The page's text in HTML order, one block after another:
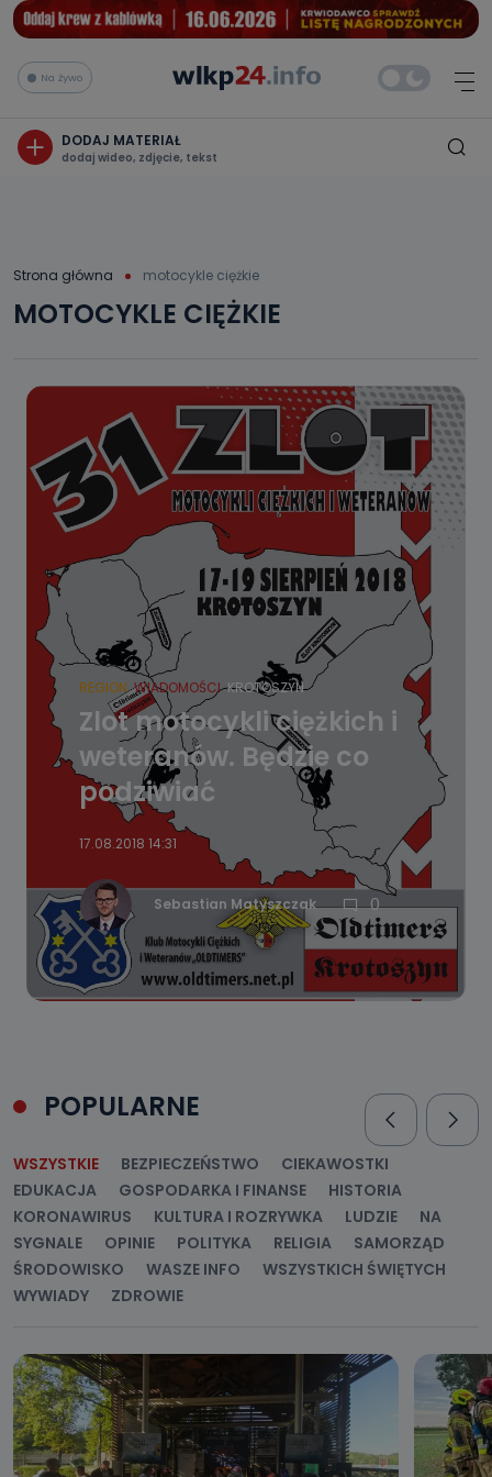
Na żywo
DODAJ MATERIAŁ
dodaj wideo, zdjęcie, tekst
Strona główna motocykle ciężkie
MOTOCYKLE CIĘŻKIE
REGION WIADOMOŚCI KROTOSZYN
Zlot motocykli ciężkich i
weteranów. Będzie co
podziwiać
17.08.2018 14:31
Sebastian Matyszczak 0
POPULARNE
WSZYSTKIE BEZPIECZEŃSTWO
CIEKAWOSTKI
EDUKACJA
GOSPODARKA I FINANSE
HISTORIA
KORONAWIRUS
KULTURA I ROZRYWKA LUDZIE
NA
SYGNALE
OPINIE POLITYKA RELIGIA
SAMORZĄD
ŚRODOWISKO
WASZE INFO
WSZYSTKICH ŚWIĘTYCH
WYWIADY
ZDROWIE